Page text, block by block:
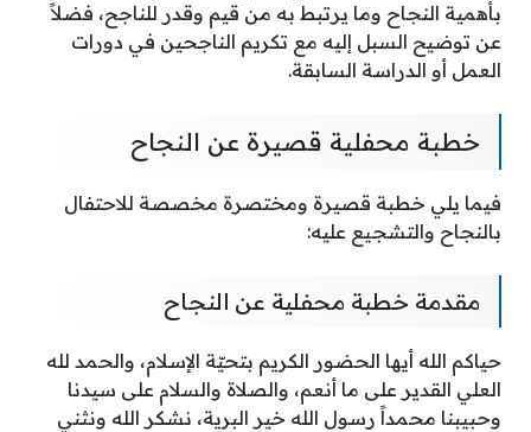
بأهمية النجاح وما يرتبط به من قيم وقدر للناجح، فضلاً
عن توضيح السبل إليه مع تكريم الناجحين في دورات
العمل أو الدراسة السابقة.
خطبة محفلية قصيرة عن النجاح
فيما يلي خطبة قصيرة ومختصرة مخصصة للاحتفال
بالنجاح والتشجيع عليه:
مقدمة خطبة محفلية عن النجاح
حياكم الله أيها الحضور الكريم بتحيّة الإسلام، والحمد لله
العلي القدير على ما أنعم، والصلاة والسلام على سيدنا
وحبيبنا محمداً رسول الله خير البرية، نشكر الله ونثني